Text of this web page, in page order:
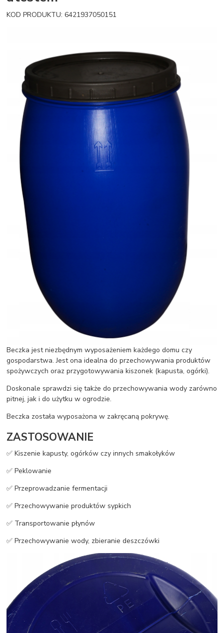
KOD PRODUKTU: 6421937050151
Beczka jest niezbędnym wyposażeniem każdego domu czy
gospodarstwa. Jest ona idealna do przechowywania produktów
spożywczych oraz przygotowywania kiszonek (kapusta, ogórki).
Doskonale sprawdzi się także do przechowywania wody zarówno
pitnej, jak i do użytku w ogrodzie.
Beczka została wyposażona w zakręcaną pokrywę.
ZASTOSOWANIE
✅ Kiszenie kapusty, ogórków czy innych smakołyków
✅ Peklowanie
✅ Przeprowadzanie fermentacji
✅ Przechowywanie produktów sypkich
✅ Transportowanie płynów
✅ Przechowywanie wody, zbieranie deszczówki